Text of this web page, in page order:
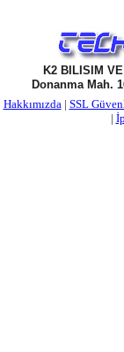
K2 BILISIM
Donanma Mah.
Hakkımızda| SSL
|